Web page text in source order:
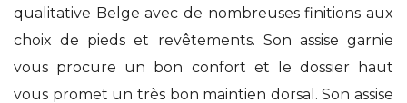
qualitative Belge avec de nombreuses finitions aux
choix de pieds et revêtements. Son assise garnie
vous procure un bon confort et le dossier haut
vous promet un très bon maintien dorsal. Son assise